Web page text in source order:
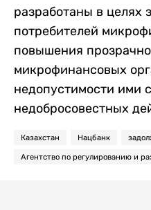
разработаны в целях
потребителей
повышения
микрофинансовых
недопустимости ими
недобросовестных
Казахстан Нацбанк
Агентство по регулированию и